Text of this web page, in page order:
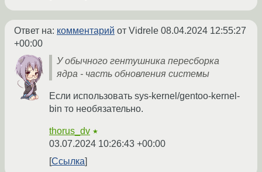
Ответ на: комментарий от Vidrele 08.04.2024 12:55:27
+00:00
У обычного гентушника пересборка
ядра - часть обновления системы
Если использовать sys-kernel/gentoo-kernel-
bin то необязательно.
thorus_dv ★
03.07.2024 10:26:43 +00:00
Ссылка